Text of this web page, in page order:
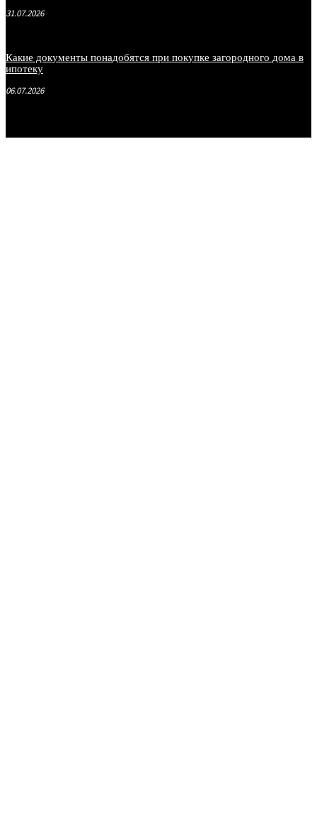
31.07.2026
Какие документы понадобятся при покупке загородного дома в
ипотеку
06.07.2026